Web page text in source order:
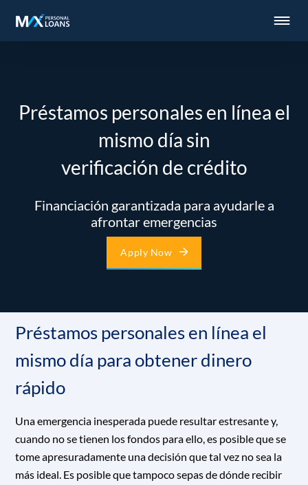
Préstamos personales en línea el
mismo día sin
verificación de crédito
Financiación garantizada para ayudarle a
afrontar emergencias
Apply Now
Préstamos personales en línea el
mismo día para obtener dinero
rápido
Una emergencia inesperada puede resultar estresante y,
cuando no se tienen los fondos para ello, es posible que se
tome apresuradamente una decisión que tal vez no sea la
más ideal. Es posible que tampoco sepas de dónde recibir